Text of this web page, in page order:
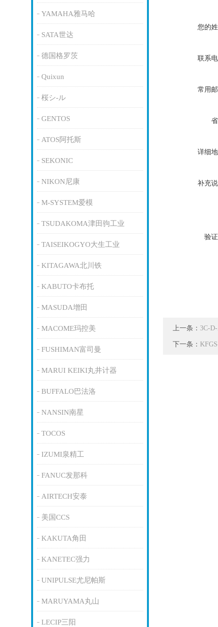
YAMAHA雅马哈
SATA世达
德国格罗茨
Quixun
桜シ-ル
GENTOS
ATOS阿托斯
SEKONIC
NIKON尼康
M-SYSTEM爱模
TSUDAKOMA津田驹工业
TAISEIKOGYO大生工业
KITAGAWA北川铁
KABUTO卡布托
MASUDA增田
MACOME玛控美
FUSHIMAN富司曼
MARUI KEIKI丸井计器
BUFFALO巴法洛
NANSIN南星
TOCOS
IZUMI泉精工
FANUC发那科
AIRTECH安泰
美国CCS
KAKUTA角田
KANETEC强力
UNIPULSE尤尼帕斯
MARUYAMA丸山
LECIP三阳
您的
联系
常用
详细
补充
验
上一条： 3C-
下一条：